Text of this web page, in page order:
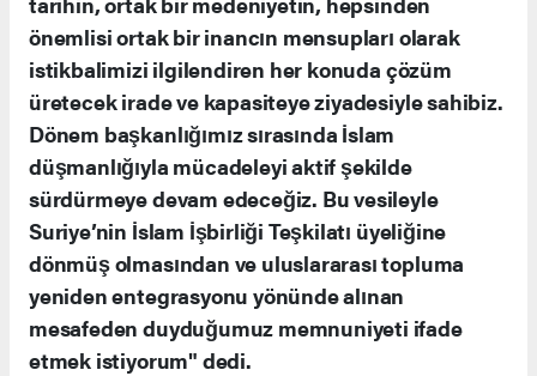
önemlisi ortak bir inancın mensupları olarak
istikbalimizi ilgilendiren her konuda çözüm
üretecek irade ve kapasiteye ziyadesiyle sahibiz.
Dönem başkanlığımız sırasında İslam
düşmanlığıyla mücadeleyi aktif şekilde
sürdürmeye devam edeceğiz. Bu vesileyle
Suriye’nin İslam İşbirliği Teşkilatı üyeliğine
dönmüş olmasından ve uluslararası topluma
yeniden entegrasyonu yönünde alınan
mesafeden duyduğumuz memnuniyeti ifade
etmek istiyorum" dedi.